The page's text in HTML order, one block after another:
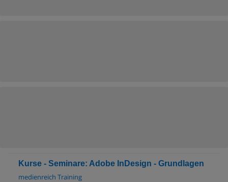
Kurse - Seminare: Adobe InDesign - Grundlagen
medienreich Training